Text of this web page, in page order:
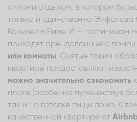
силами отдыхом, в котором
только и единственно
Колизей в Риме. И – гостиницам
приходят арендованные с
или комнаты. Снятые таким
квартиры предоставляют
можно значительно сэкономить
плате (особенно путешествуя
так и на готовке пищи дома. К
качественной квартире от